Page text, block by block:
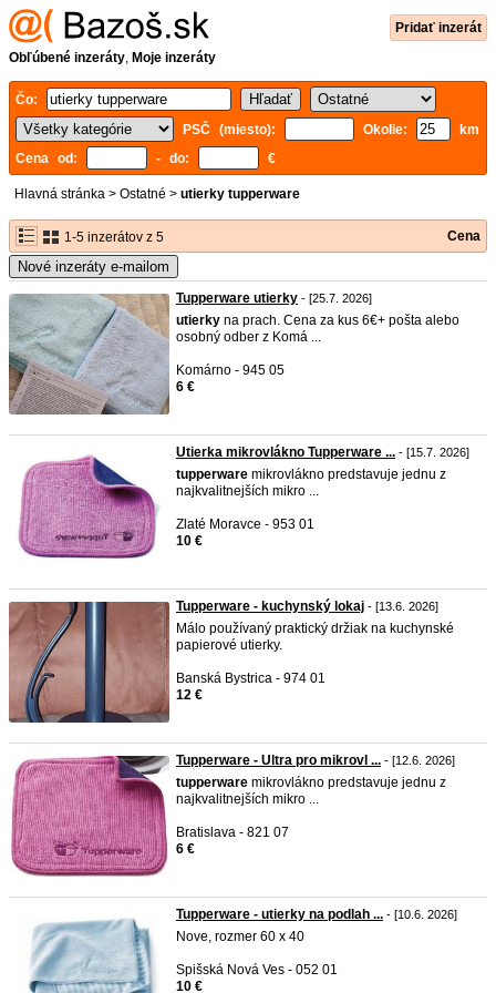
Pridať inzerát
Obľúbené inzeráty, Moje inzeráty
Čo:
PSČ (miesto):
Okolie:
km
Cena od:
- do: €
Hlavná stránka > Ostatné > utierky tupperware
1-5 inzerátov z 5 Cena
Nové inzeráty e-mailom
Tupperware utierky - [25.7. 2026]
utierky na prach. Cena za kus 6€+ pošta alebo
osobný odber z Komá ...
Komárno - 945 05
6 €
Utierka mikrovlákno Tupperware ... - [15.7. 2026]
tupperware mikrovlákno predstavuje jednu z
najkvalitnejších mikro ...
Zlaté Moravce - 953 01
10 €
Tupperware - kuchynský lokaj - [13.6. 2026]
Málo používaný praktický držiak na kuchynské
papierové utierky.
Banská Bystrica - 974 01
12 €
Tupperware - Ultra pro mikrovl ... - [12.6. 2026]
tupperware mikrovlákno predstavuje jednu z
najkvalitnejších mikro ...
Bratislava - 821 07
6 €
Tupperware - utierky na podlah ... - [10.6. 2026]
Nove, rozmer 60 x 40
Spišská Nová Ves - 052 01
10 €